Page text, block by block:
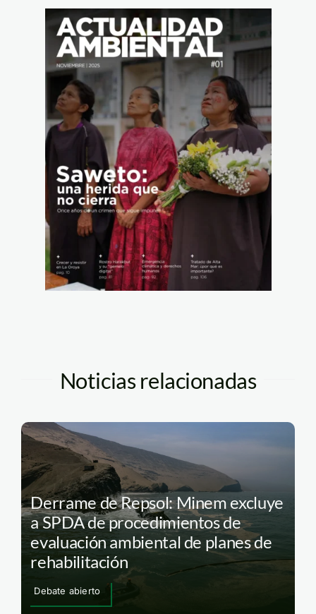
Noticias relacionadas
Derrame de Repsol: Minem excluye
a SPDA de procedimientos de
evaluación ambiental de planes de
rehabilitación
Debate abierto